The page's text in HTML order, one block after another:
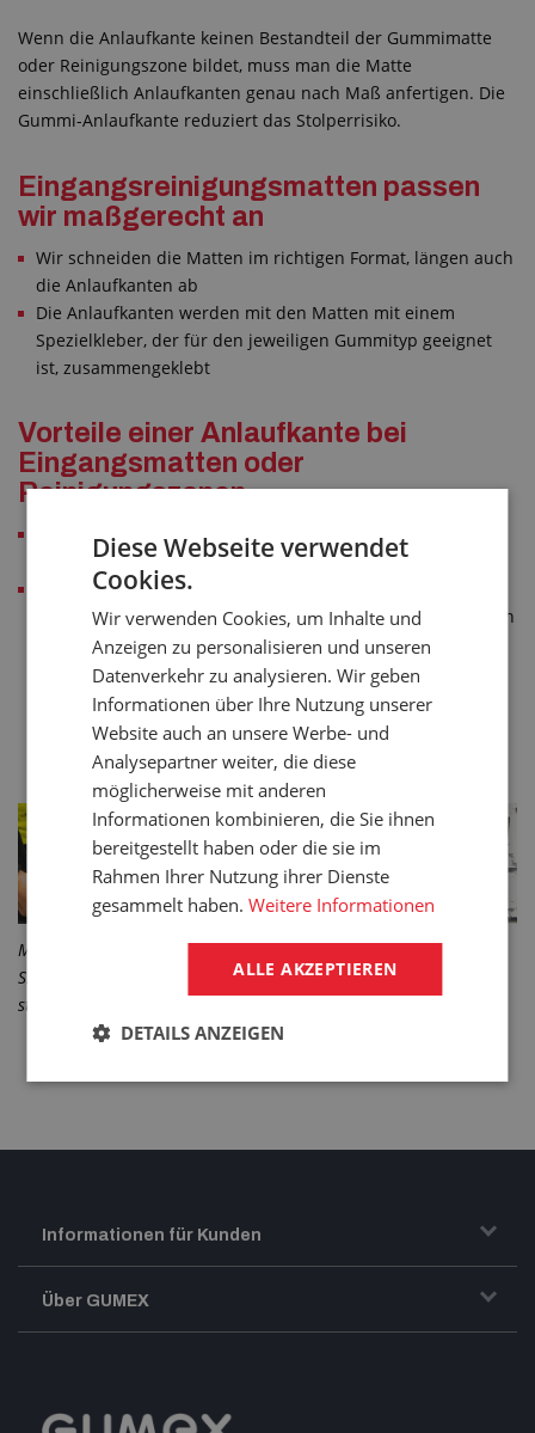
Wenn die Anlaufkante keinen Bestandteil der Gummimatte
oder Reinigungszone bildet, muss man die Matte
einschließlich Anlaufkanten genau nach Maß anfertigen. Die
Gummi-Anlaufkante reduziert das Stolperrisiko.
Eingangsreinigungsmatten passen
wir maßgerecht an
Wir schneiden die Matten im richtigen Format, längen auch
die Anlaufkanten ab
Die Anlaufkanten werden mit den Matten mit einem
Spezielkleber, der für den jeweiligen Gummityp geeignet
ist, zusammengeklebt
Vorteile einer Anlaufkante bei
Eingangsmatten oder
Reinigungszonen
Sicherer Abschluß eines sehr beanspruchten Eingans
(Stolperschutz)
Barrierefreier Eingang und problemloses Befahren des
anknüpfenden Fußbodenbelags als Schutz der eigentlichen
Matte vor Beschädigung
SENDEN SIE UNS EINE ANFRAGE
Manuelles Kleben der Anlaufkanten zwecks Erhöhung der
Sicherheit bei atypischen Mattenabmessungen bei Matten, die
standardmäßig ohne Anlaufkante produziert werden
Informationen für Kunden
Transport und Warenversand
Reklamation
Über GUMEX
GUMEX stellt sich vor
Diese Webseite verwendet
Cookies.
Wir verwenden Cookies, um Inhalte und
Anzeigen zu personalisieren und unseren
Datenverkehr zu analysieren. Wir geben
Informationen über Ihre Nutzung unserer
Website auch an unsere Werbe- und
Analysepartner weiter, die diese
möglicherweise mit anderen
Informationen kombinieren, die Sie ihnen
bereitgestellt haben oder die sie im
Rahmen Ihrer Nutzung ihrer Dienste
gesammelt haben.Weitere Informationen
ALLE AKZEPTIEREN
DETAILS ANZEIGEN